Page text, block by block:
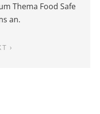
Thema Food Safe
an.
›